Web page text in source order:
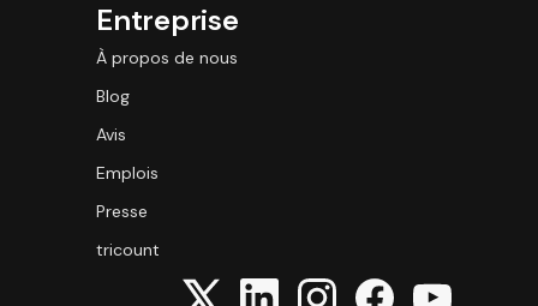
Entreprise
À propos de nous
Blog
Avis
Emplois
Presse
tricount